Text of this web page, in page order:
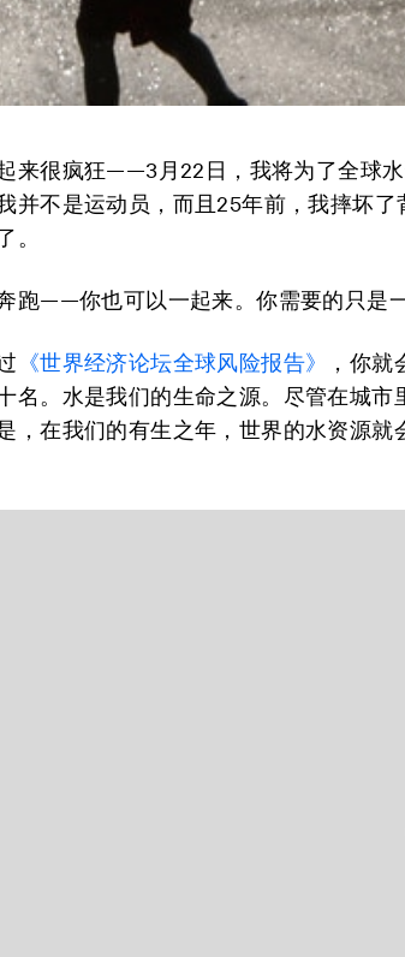
来很疯狂——3月22日，我将为了全球
并不是运动员，而且25年前，我摔坏
。
跑——你也可以一起来。你需要的只是
《世界经济论坛全球风险报告》
，你
名。水是我们的生命之源。尽管在城市
，在我们的有生之年，世界的水资源就